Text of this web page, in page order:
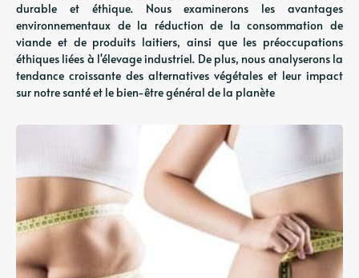
durable et éthique. Nous examinerons les avantages
environnementaux de la réduction de la consommation de
viande et de produits laitiers, ainsi que les préoccupations
éthiques liées à l'élevage industriel. De plus, nous analyserons la
tendance croissante des alternatives végétales et leur impact
sur notre santé et le bien-être général de la planète